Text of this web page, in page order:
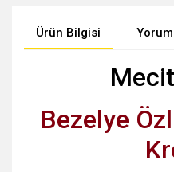
Ürün Bilgisi
Bezelye